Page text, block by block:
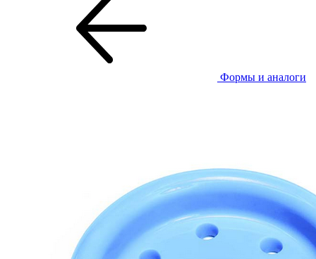
Формы и аналоги